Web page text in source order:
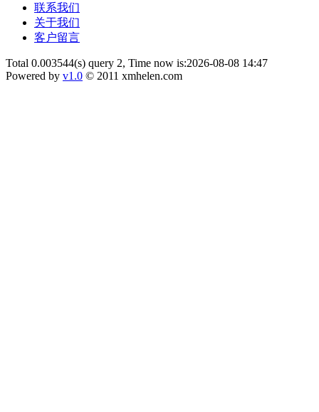
联系我们
关于我们
客户留言
Total 0.003544(s) query 2, Time now is:2026-08-08 14:47
Powered by v1.0 © 2011 xmhelen.com